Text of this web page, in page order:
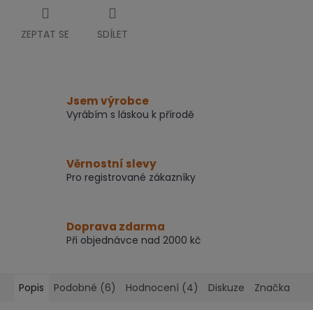
ZEPTAT SE SDÍLET
Jsem výrobce
Vyrábím s láskou k přírodě
Věrnostní slevy
Pro registrované zákazníky
Doprava zdarma
Při objednávce nad 2000 kč
Popis Podobné (6) Hodnocení (4) Diskuze Značka